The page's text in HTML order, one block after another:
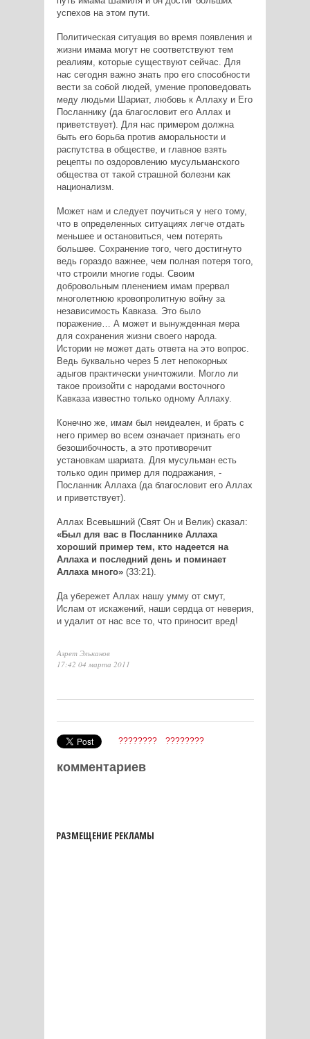
успехов на этом пути.
Политическая ситуация во время появления и
жизни имама могут не соответствуют тем
реалиям, которые существуют сейчас. Для
нас сегодня важно знать про его способности
вести за собой людей, умение проповедовать
меду людьми Шариат, любовь к Аллаху и Его
Посланнику (да благословит его Аллах и
приветствует). Для нас примером должна
быть его борьба против аморальности и
распутства в обществе, и главное взять
рецепты по оздоровлению мусульманского
общества от такой страшной болезни как
национализм.
Может нам и следует поучиться у него тому,
что в определенных ситуациях легче отдать
меньшее и остановиться, чем потерять
большее. Сохранение того, чего достигнуто
ведь гораздо важнее, чем полная потеря того,
что строили многие годы. Своим
добровольным пленением имам прервал
многолетнюю кровопролитную войну за
независимость Кавказа. Это было
поражение… А может и вынужденная мера
для сохранения жизни своего народа.
Истории не может дать ответа на это вопрос.
Ведь буквально через 5 лет непокорных
адыгов практически уничтожили. Могло ли
такое произойти с народами восточного
Кавказа известно только одному Аллаху.
Конечно же, имам был неидеален, и брать с
него пример во всем означает признать его
безошибочность, а это противоречит
установкам шариата. Для мусульман есть
только один пример для подражания, -
Посланник Аллаха (да благословит его Аллах
и приветствует).
Аллах Всевышний (Свят Он и Велик) сказал:
«Был для вас в Посланнике Аллаха
хороший пример тем, кто надеется на
Аллаха и последний день и поминает
Аллаха много»(33:21).
Да убережет Аллах нашу умму от смут,
Ислам от искажений, наши сердца от неверия,
и удалит от нас все то, что приносит вред!
Азрет Эльканов
17:42 04 марта 2011
???????? ????????
комментариев
РАЗМЕЩЕНИЕ РЕКЛАМЫ